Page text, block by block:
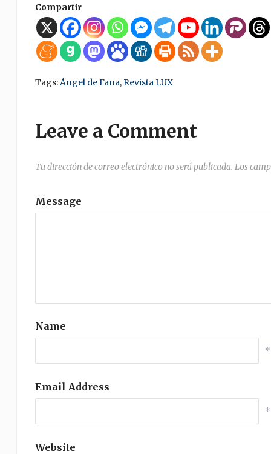
Compartir
Tags:Ángel de Fana,Revista LUX
Leave a Comment
Tu dirección de correo electrónico no será publicada. Los
Message
Name
*
Email Address
*
Website